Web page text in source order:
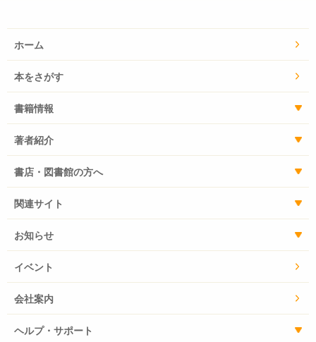
ホーム
本をさがす
書籍情報
著者紹介
書店・図書館の方へ
関連サイト
お知らせ
イベント
会社案内
ヘルプ・サポート